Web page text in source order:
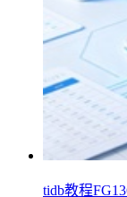
tidb教程